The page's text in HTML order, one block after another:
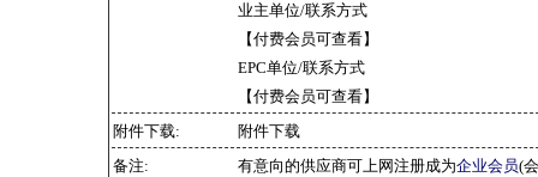
业主单位/联系方式
【付费会员可查看】
EPC单位/联系方式
【付费会员可查看】
附件下载:
附件下载
备注:
有意向的供应商可上网注册成为企业会员(